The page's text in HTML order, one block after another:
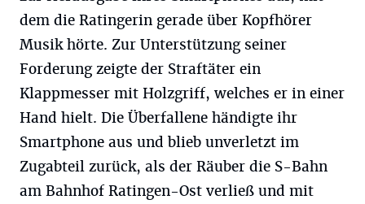
dem die Ratingerin gerade über Kopfhörer
Musik hörte. Zur Unterstützung seiner
Forderung zeigte der Straftäter ein
Klappmesser mit Holzgriff, welches er in einer
Hand hielt. Die Überfallene händigte ihr
Smartphone aus und blieb unverletzt im
Zugabteil zurück, als der Räuber die S-Bahn
am Bahnhof Ratingen-Ost verließ und mit